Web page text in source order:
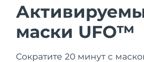
маски UFO™
Сократите 20 минут с